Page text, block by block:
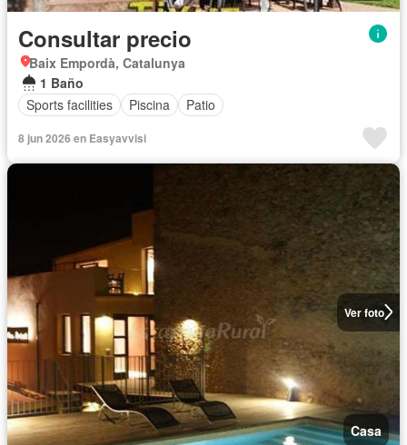
Consultar precio
Baix Empordà, Catalunya
1 Baño
Sports facilities
Piscina Patio
8 jun 2026 en Easyavvisi
Ver foto
Casa